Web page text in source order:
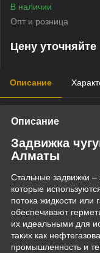
В наличии
Опт и розница
Цену уточняйте
Описание
Описание
Задвижка
Алматы
Стальные задвижки –
которые
потока жидкости или
обеспечивают
их идеальными для
таких как
промышленность и